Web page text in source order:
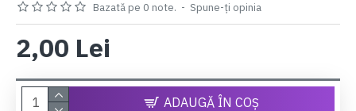
Bazată pe 0 note. - Spune-ţi opinia
2,00 Lei
ADAUGĂ ÎN COŞ